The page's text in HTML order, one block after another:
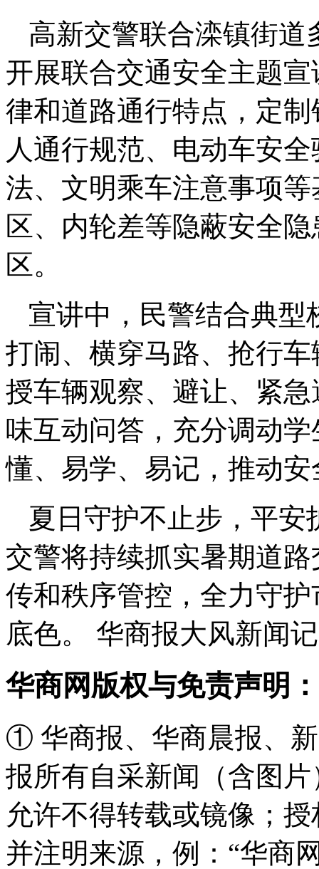
高新交警联合滦镇街道
开展联合交通安全主题
律和道路通行特点，定
人通行规范、电动车安
法、文明乘车注意事项
区、内轮差等隐蔽安全
区。
宣讲中，民警结合典型
打闹、横穿马路、抢行
授车辆观察、避让、紧
味互动问答，充分调动
懂、易学、易记，推动
夏日守护不止步，平
交警将持续抓实暑期道
传和秩序管控，全力守
底色。 华商报大风新闻
华商网版权与免责声明：
① 华商报、华商晨报、
报所有自采新闻（含图
允许不得转载或镜像；
并注明来源，例：“华商